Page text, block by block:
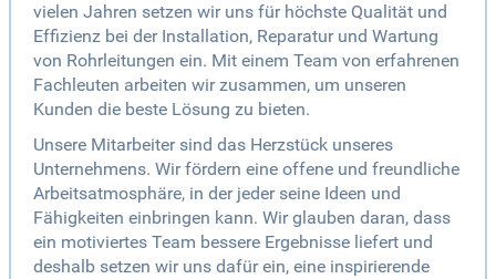
vielen Jahren setzen wir uns für höchste Qualität und
Effizienz bei der Installation, Reparatur und Wartung
von Rohrleitungen ein. Mit einem Team von erfahrenen
Fachleuten arbeiten wir zusammen, um unseren
Kunden die beste Lösung zu bieten.
Unsere Mitarbeiter sind das Herzstück unseres
Unternehmens. Wir fördern eine offene und freundliche
Arbeitsatmosphäre, in der jeder seine Ideen und
Fähigkeiten einbringen kann. Wir glauben daran, dass
ein motiviertes Team bessere Ergebnisse liefert und
deshalb setzen wir uns dafür ein, eine inspirierende